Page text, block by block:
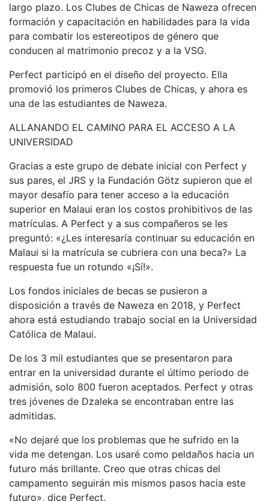
largo plazo. Los Clubes de Chicas de Naweza ofrecen
formación y capacitación en habilidades para la vida
para combatir los estereotipos de género que
conducen al matrimonio precoz y a la VSG.
Perfect participó en el diseño del proyecto. Ella
promovió los primeros Clubes de Chicas, y ahora es
una de las estudiantes de Naweza.
ALLANANDO EL CAMINO PARA EL ACCESO A LA
UNIVERSIDAD
Gracias a este grupo de debate inicial con Perfect y
sus pares, el JRS y la Fundación Götz supieron que el
mayor desafío para tener acceso a la educación
superior en Malaui eran los costos prohibitivos de las
matrículas. A Perfect y a sus compañeros se les
preguntó: «¿Les interesaría continuar su educación en
Malaui si la matrícula se cubriera con una beca?» La
respuesta fue un rotundo «¡Sí!».
Los fondos iniciales de becas se pusieron a
disposición a través de Naweza en 2018, y Perfect
ahora está estudiando trabajo social en la Universidad
Católica de Malaui.
De los 3 mil estudiantes que se presentaron para
entrar en la universidad durante el último periodo de
admisión, solo 800 fueron aceptados. Perfect y otras
tres jóvenes de Dzaleka se encontraban entre las
admitidas.
«No dejaré que los problemas que he sufrido en la
vida me detengan. Los usaré como peldaños hacia un
futuro más brillante. Creo que otras chicas del
campamento seguirán mis mismos pasos hacia este
futuro», dice Perfect.